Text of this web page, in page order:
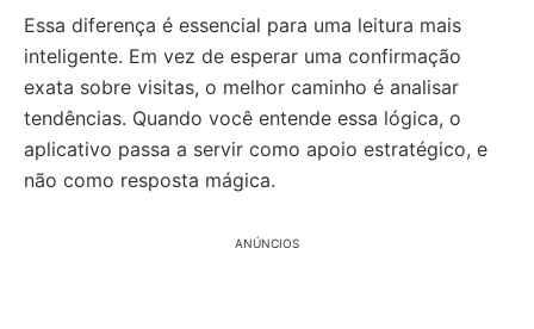
Essa diferença é essencial para uma leitura mais
inteligente. Em vez de esperar uma confirmação
exata sobre visitas, o melhor caminho é analisar
tendências. Quando você entende essa lógica, o
aplicativo passa a servir como apoio estratégico, e
não como resposta mágica.
ANÚNCIOS